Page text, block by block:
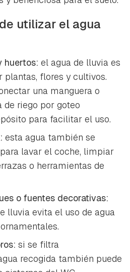
utilizar el agua
huertos: el agua de lluvia es
plantas, flores y cultivos.
una manguera o
riego por goteo
para facilitar el uso.
esta agua también se
lavar el coche, limpiar
o herramientas de
o fuentes decorativas:
lluvia evita el uso de agua
si se filtra
recogida también puede